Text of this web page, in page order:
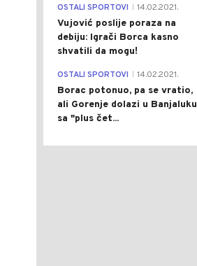
OSTALI SPORTOVI 14.02.2021.
Vujović poslije poraza na
debiju: Igrači Borca kasno
shvatili da mogu!
OSTALI SPORTOVI 14.02.2021.
Borac potonuo, pa se vratio,
ali Gorenje dolazi u Banjaluku
sa "plus čet...